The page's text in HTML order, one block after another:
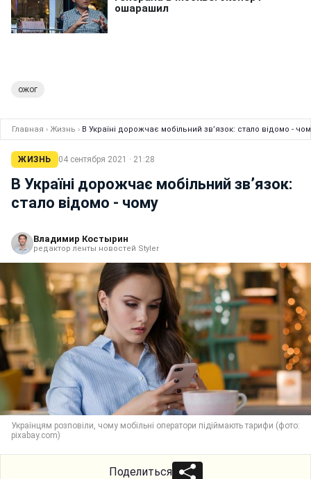
ожог
Главная › Жизнь › В Україні дорожчає мобільний зв’язок: стало відомо -
ЖИЗНЬ 04 сентября 2021 · 21:28
В Україні дорожчає мобільний зв’язок:
стало відомо - чому
Владимир Костырин
редактор ленты новостей Styler
Українцям розповіли, чому мобільні оператори підіймають тарифи (фото:
pixabay.com)
Поделиться